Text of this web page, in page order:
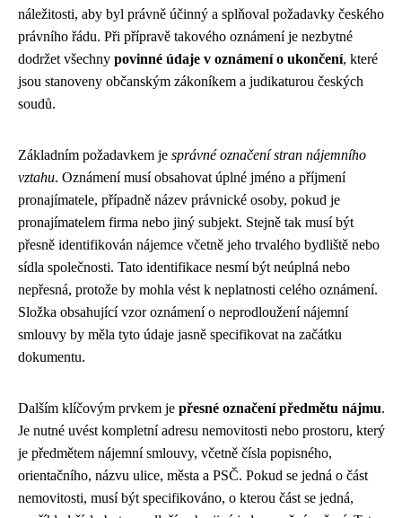
náležitosti, aby byl právně účinný a splňoval požadavky českého
právního řádu. Při přípravě takového oznámení je nezbytné
dodržet všechny povinné údaje v oznámení o ukončení, které
jsou stanoveny občanským zákoníkem a judikaturou českých
soudů.
Základním požadavkem je správné označení stran nájemního
vztahu. Oznámení musí obsahovat úplné jméno a příjmení
pronajímatele, případně název právnické osoby, pokud je
pronajímatelem firma nebo jiný subjekt. Stejně tak musí být
přesně identifikován nájemce včetně jeho trvalého bydliště nebo
sídla společnosti. Tato identifikace nesmí být neúplná nebo
nepřesná, protože by mohla vést k neplatnosti celého oznámení.
Složka obsahující vzor oznámení o neprodloužení nájemní
smlouvy by měla tyto údaje jasně specifikovat na začátku
dokumentu.
Dalším klíčovým prvkem je přesné označení předmětu nájmu.
Je nutné uvést kompletní adresu nemovitosti nebo prostoru, který
je předmětem nájemní smlouvy, včetně čísla popisného,
orientačního, názvu ulice, města a PSČ. Pokud se jedná o část
nemovitosti, musí být specifikováno, o kterou část se jedná,